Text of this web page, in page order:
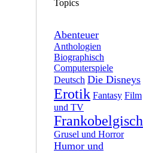
Topics
Abenteuer
Anthologien
Biographisch
Computerspiele
Deutsch Die Disneys
Erotik Fantasy Film
und TV
Frankobelgisch
Grusel und Horror
Humor und